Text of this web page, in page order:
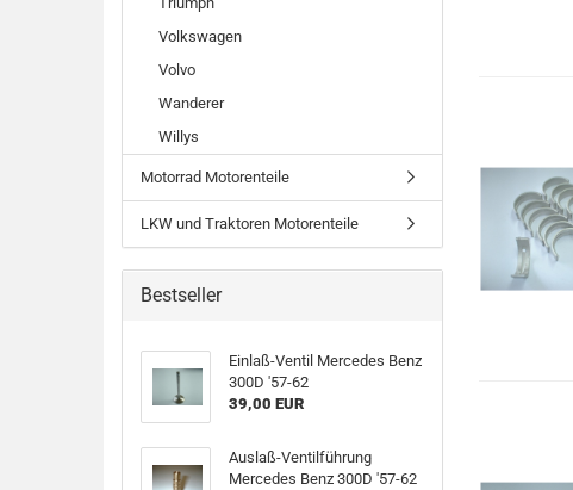
Volkswagen
Volvo
Wanderer
Willys
Motorrad Motorenteile
LKW und Traktoren Motorenteile
Bestseller
Einlaß-Ventil Mercedes Benz
300D '57-62
39,00 EUR
Auslaß-Ventilführung
Mercedes Benz 300D '57-62